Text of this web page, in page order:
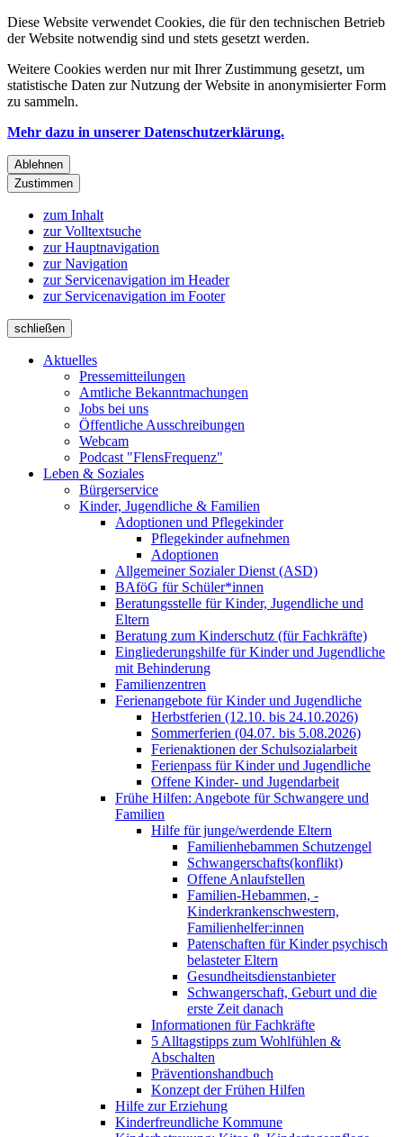
Diese Website verwendet Cookies, die für den technischen Betrieb
der Website notwendig sind und stets gesetzt werden.
Weitere Cookies werden nur mit Ihrer Zustimmung gesetzt, um
statistische Daten zur Nutzung der Website in anonymisierter Form
zu sammeln.
Mehr dazu in unserer Datenschutzerklärung.
Ablehnen
Zustimmen
zum Inhalt
zur Volltextsuche
zur Hauptnavigation
zur Navigation
zur Servicenavigation im Header
zur Servicenavigation im Footer
schließen
Aktuelles
Pressemitteilungen
Amtliche Bekanntmachungen
Jobs bei uns
Öffentliche Ausschreibungen
Webcam
Podcast "FlensFrequenz"
Leben & Soziales
Bürgerservice
Kinder, Jugendliche & Familien
Adoptionen und Pflegekinder
Pflegekinder aufnehmen
Adoptionen
Allgemeiner Sozialer Dienst (ASD)
BAföG für Schüler*innen
Beratungsstelle für Kinder, Jugendliche und
Eltern
Beratung zum Kinderschutz (für Fachkräfte)
Eingliederungshilfe für Kinder und Jugendliche
mit Behinderung
Familienzentren
Ferienangebote für Kinder und Jugendliche
Herbstferien (12.10. bis 24.10.2026)
Sommerferien (04.07. bis 5.08.2026)
Ferienaktionen der Schulsozialarbeit
Ferienpass für Kinder und Jugendliche
Offene Kinder- und Jugendarbeit
Frühe Hilfen: Angebote für Schwangere und
Familien
Hilfe für junge/werdende Eltern
Familienhebammen Schutzengel
Schwangerschafts(konflikt)
Offene Anlaufstellen
Familien-Hebammen, -
Kinderkrankenschwestern,
Familienhelfer:innen
Patenschaften für Kinder psychisch
belasteter Eltern
Gesundheitsdienstanbieter
Schwangerschaft, Geburt und die
erste Zeit danach
Informationen für Fachkräfte
5 Alltagstipps zum Wohlfühlen &
Abschalten
Präventionshandbuch
Konzept der Frühen Hilfen
Hilfe zur Erziehung
Kinderfreundliche Kommune